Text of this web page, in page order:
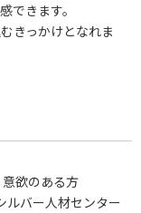
できます。
きっかけとなれま
欲のある方
バー人材センター